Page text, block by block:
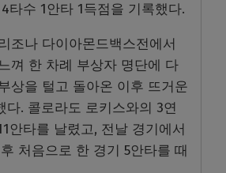
타수 1안타 1득점을 기록했다.
조나 다이아몬드백스전에서
껴 한 차례 부상자 명단에 다
상을 털고 돌아온 이후 뜨거운
다. 콜로라도 로키스와의 3연
안타를 날렸고, 전날 경기에서
처음으로 한 경기 5안타를 때